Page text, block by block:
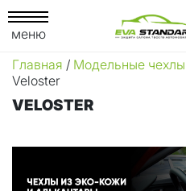
меню
Главная / Модельные
Veloster
VELOSTER